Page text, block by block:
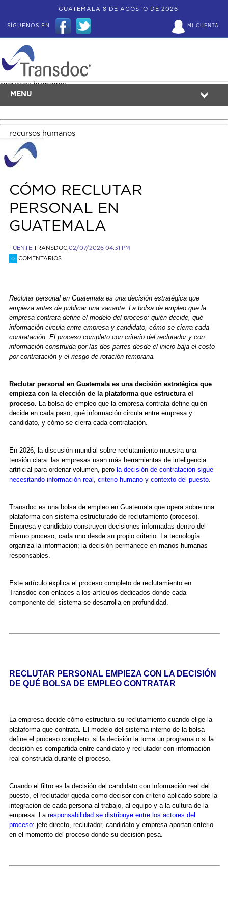
GUATEMALA 8 DE AGOSTO DE 2026
MI CUENTA
SÍGUENOS EN
MENU
recursos humanos
recursos humanos
CÓMO RECLUTAR
PERSONAL EN
GUATEMALA
FUENTE:TRANSDOC,02/07/2026 04:31 PM
0 COMENTARIOS
Reclutar personal en Guatemala es una decisión estratégica que
empieza antes de publicar una vacante. La bolsa de empleo que la
empresa contrata define el modelo del proceso: quién decide, qué
información circula entre empresa y candidato, cómo se cierra cada
contratación. El proceso completo con criterio del reclutador y con
información construida por las dos partes desde el inicio baja el costo
por contratación y el riesgo de rotación temprana.
Reclutar personal en Guatemala es una decisión estratégica que
empieza con la elección de la plataforma que estructura el
proceso. La bolsa de empleo que la empresa contrata define quién
decide en cada paso, qué información circula entre empresa y
candidato, y cómo se cierra cada contratación.
En 2026, la discusión mundial sobre reclutamiento muestra una
tensión clara: las empresas usan más herramientas de inteligencia
artificial para ordenar volumen, pero la decisión de contratación sigue
necesitando información real, criterio humano y contexto del puesto.
Transdoc es una bolsa de empleo en Guatemala que opera sobre una
plataforma con sistema estructurado de reclutamiento (proceso).
Empresa y candidato construyen decisiones informadas dentro del
mismo proceso, cada uno desde su propio criterio. La tecnología
organiza la información; la decisión permanece en manos humanas
responsables.
Este artículo explica el proceso completo de reclutamiento en
Transdoc con enlaces a los artículos dedicados donde cada
componente del sistema se desarrolla en profundidad.
RECLUTAR PERSONAL EMPIEZA CON LA DECISIÓN
DE QUÉ BOLSA DE EMPLEO CONTRATAR
La empresa decide cómo estructura su reclutamiento cuando elige la
plataforma que contrata. El modelo del sistema interno de la bolsa
define el proceso completo: si la decisión la toma un programa o si la
decisión es compartida entre candidato y reclutador con información
real construida durante el proceso.
Cuando el filtro es la decisión del candidato con información real del
puesto, el reclutador queda como decisor con criterio aplicado sobre la
integración de cada persona al trabajo, al equipo y a la cultura de la
empresa. La responsabilidad se distribuye entre los actores del
proceso: jefe directo, reclutador, candidato y empresa aportan criterio
en el momento del proceso donde su decisión pesa.